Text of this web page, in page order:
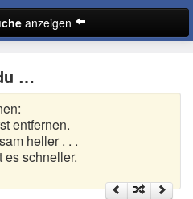
anzeigen
…
entfernen.
heller . . .
es schneller.